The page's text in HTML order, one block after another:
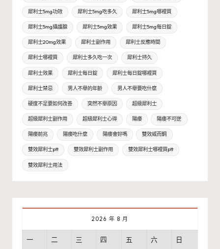
犀利士5mg功效 犀利士5mg吃多久 犀利士5mg哪裡買
犀利士5mg攝護腺 犀利士5mg效果 犀利士5mg每日錠
犀利士20mg效果 犀利士副作用 犀利士反應時間
犀利士哪裡買 犀利士多久吃一次 犀利士持久
犀利士效果 犀利士每日錠 犀利士每日錠哪裡買
犀利士禁忌 男人不舉的年齡 男人不舉要吃什麼
硬度不足要如何改善 突然不舉原因 超級犀利士
超級犀利士副作用 超級犀利士心得 陽痿 陽痿不可逆
陽痿前兆 陽痿吃什麼 陽痿會好嗎 雙效威而鋼
雙效犀利士ptt 雙效犀利士副作用 雙效犀利士哪裡買ptt
雙效犀利士用法
2026 年 8 月
一 二 三 四 五 六 日